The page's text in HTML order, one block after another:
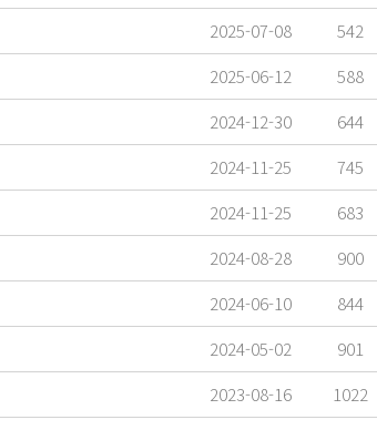
2025-07-08
542
2025-06-12
588
2024-12-30
644
2024-11-25
745
2024-11-25
683
2024-08-28
900
2024-06-10
844
2024-05-02
901
2023-08-16
1022